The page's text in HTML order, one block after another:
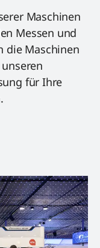
Maschinen
Messen und
die Maschinen
für Ihre